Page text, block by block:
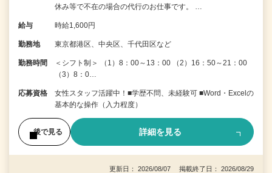
休み等で不在の場合の代行のお仕事です。 …
給与 時給1,600円
勤務地 東京都港区、中央区、千代田区など
勤務時間
＜シフト制＞ （1）8：00～13：00 （2）16：50～21：00
（3）8：0…
応募資格
女性スタッフ活躍中！■学歴不問、未経験可 ■Word・Excelの
基本的な操作（入力程度）
後で見る 詳細を見る
更新日： 2026/08/07 掲載終了日： 2026/08/29